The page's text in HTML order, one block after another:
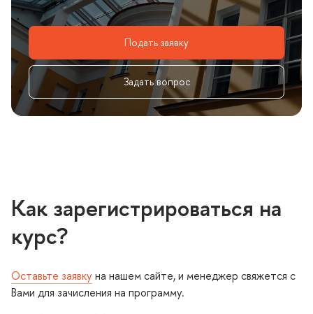
Подать заявку
Задать вопрос
Как зарегистрироваться на
курс?
Оставьте заявкуна нашем сайте, и менеджер свяжется с
ами для зачисления на программу.